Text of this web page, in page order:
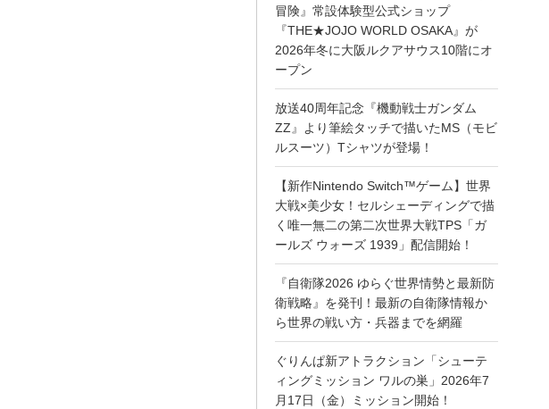
冒険』常設体験型公式ショップ
『THE★JOJO WORLD OSAKA』が
2026年冬に大阪ルクアサウス10階にオ
ープン
放送40周年記念『機動戦士ガンダム
ZZ』より筆絵タッチで描いたMS（モビ
ルスーツ）Tシャツが登場！
【新作Nintendo Switch™ゲーム】世界
大戦×美少女！セルシェーディングで描
く唯一無二の第二次世界大戦TPS「ガ
ールズ ウォーズ 1939」配信開始！
『自衛隊2026 ゆらぐ世界情勢と最新防
衛戦略』を発刊！最新の自衛隊情報か
ら世界の戦い方・兵器までを網羅
ぐりんぱ新アトラクション「シューテ
ィングミッション ワルの巣」2026年7
月17日（金）ミッション開始！